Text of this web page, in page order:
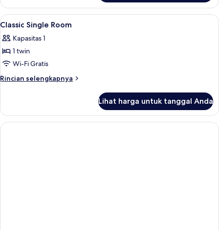
Suite
Keluarga
Lihat
semua
foto
untuk
Classic
Single
Seprai antialergi, selimut bulu angsa,
6
Classic Single Room
Kapasitas 1
1 twin
Wi-Fi Gratis
Rincian selengkapnya
Rincian
Classic
Single
Room
Lihat harga untuk tanggal Anda